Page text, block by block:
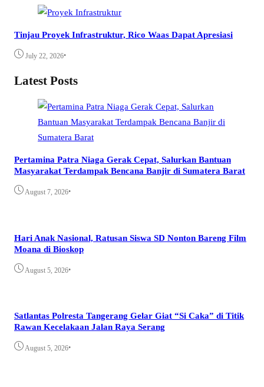
Tinjau Proyek Infrastruktur, Rico Waas Dapat Apresiasi
July 22, 2026•
Latest Posts
Pertamina Patra Niaga Gerak Cepat, Salurkan Bantuan
Masyarakat Terdampak Bencana Banjir di Sumatera Barat
August 7, 2026•
Hari Anak Nasional, Ratusan Siswa SD Nonton Bareng Film
Moana di Bioskop
August 5, 2026•
Satlantas Polresta Tangerang Gelar Giat “Si Caka” di Titik
Rawan Kecelakaan Jalan Raya Serang
August 5, 2026•